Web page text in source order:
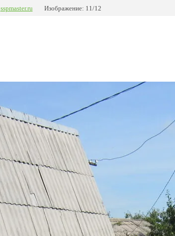
sspmaster.ru Изображение: 11/12